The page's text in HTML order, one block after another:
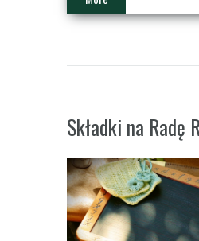
Składki na Radę